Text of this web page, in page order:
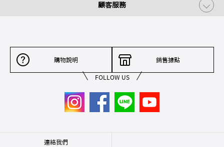
顧客服務
購物說明 銷售據點
FOLLOW US
連絡我們